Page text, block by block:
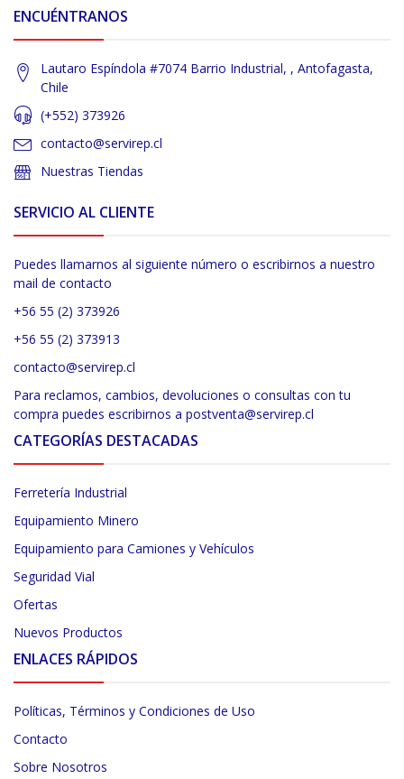
ENCUÉNTRANOS
Lautaro Espíndola #7074 Barrio Industrial, , Antofagasta,
Chile
(+552) 373926
contacto@servirep.cl
Nuestras Tiendas
SERVICIO AL CLIENTE
Puedes llamarnos al siguiente número o escribirnos a nuestro
mail de contacto
+56 55 (2) 373926
+56 55 (2) 373913
contacto@servirep.cl
Para reclamos, cambios, devoluciones o consultas con tu
compra puedes escribirnos a postventa@servirep.cl
CATEGORÍAS DESTACADAS
Ferretería Industrial
Equipamiento Minero
Equipamiento para Camiones y Vehículos
Seguridad Vial
Ofertas
Nuevos Productos
ENLACES RÁPIDOS
Políticas, Términos y Condiciones de Uso
Contacto
Sobre Nosotros